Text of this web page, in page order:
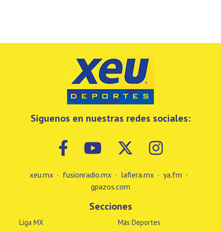
Síguenos en nuestras redes sociales:
xeu.mx · fusionradio.mx · lafiera.mx · ya.fm ·
gpazos.com
Secciones
Liga MX
Más Deportes